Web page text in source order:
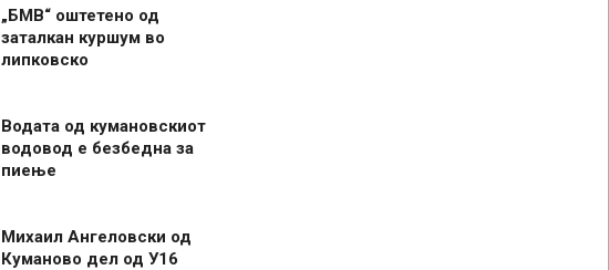
„БМВ“ оштетено од
заталкан куршум во
липковско
Водата од кумановскиот
водовод е безбедна за
пиење
Михаил Ангеловски од
Куманово дел од У16